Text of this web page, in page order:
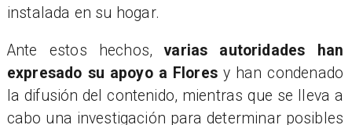
instalada en su hogar.
Ante estos hechos,varias autoridades han
expresado su apoyo a Floresy han condenado
la difusión del contenido, mientras que se lleva a
cabo una investigación para determinar posibles